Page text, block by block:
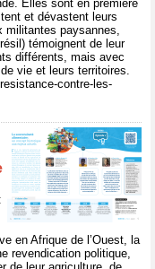
Elles sont en première
et dévastent leurs
militantes paysannes,
témoignent de leur
différents, mais avec
vie et leurs territoires.
contre-les-
en Afrique de l’Ouest, la
revendication politique,